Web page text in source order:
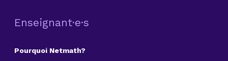
Enseignant·e·s
Pourquoi Netmath?